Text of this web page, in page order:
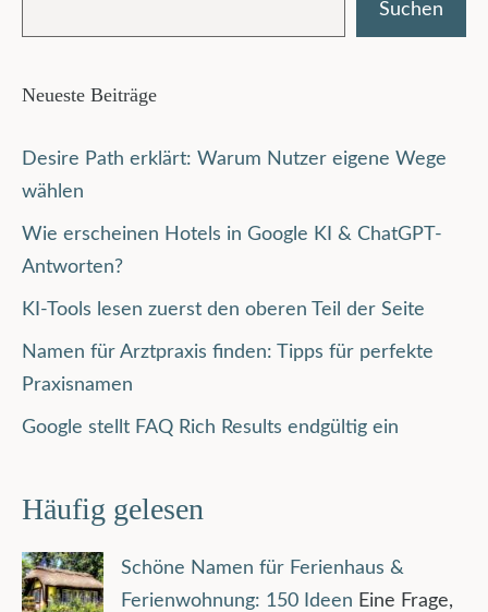
Suchen
Neueste Beiträge
Desire Path erklärt: Warum Nutzer eigene Wege
wählen
Wie erscheinen Hotels in Google KI & ChatGPT-
Antworten?
KI-Tools lesen zuerst den oberen Teil der Seite
Namen für Arztpraxis finden: Tipps für perfekte
Praxisnamen
Google stellt FAQ Rich Results endgültig ein
Häufig gelesen
Schöne Namen für Ferienhaus &
Ferienwohnung: 150 Ideen Eine Frage,